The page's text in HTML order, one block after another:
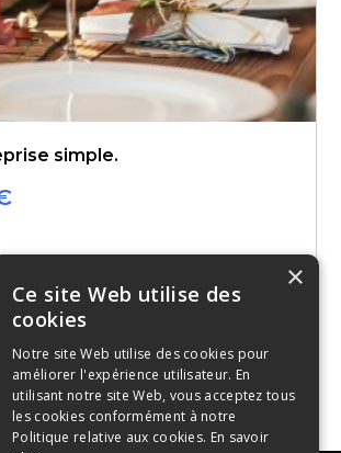
simple.
×
Ce site Web utilise des
cookies
Notre site Web utilise des cookies pour
améliorer l'expérience utilisateur. En
utilisant notre site Web, vous acceptez tous
les cookies conformément à notre
Politique relative aux cookies. En savoir